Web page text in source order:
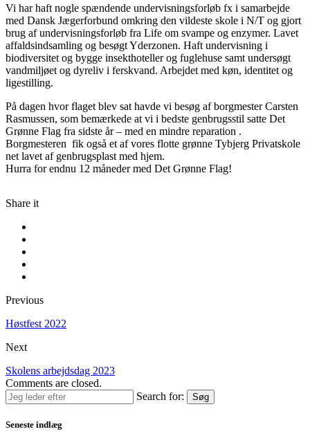
Vi har haft nogle spændende undervisningsforløb fx i samarbejde
med Dansk Jægerforbund omkring den vildeste skole i N/T og gjort
brug af undervisningsforløb fra Life om svampe og enzymer. Lavet
affaldsindsamling og besøgt Yderzonen. Haft undervisning i
biodiversitet og bygge insekthoteller og fuglehuse samt undersøgt
vandmiljøet og dyreliv i ferskvand. Arbejdet med køn, identitet og
ligestilling.
På dagen hvor flaget blev sat havde vi besøg af borgmester Carsten
Rasmussen, som bemærkede at vi i bedste genbrugsstil satte Det
Grønne Flag fra sidste år – med en mindre reparation .
Borgmesteren fik også et af vores flotte grønne Tybjerg Privatskole
net lavet af genbrugsplast med hjem.
Hurra for endnu 12 måneder med Det Grønne Flag!
Share it
Previous
Høstfest 2022
Next
Skolens arbejdsdag 2023
Comments are closed.
Search for:
Søg
Seneste indlæg